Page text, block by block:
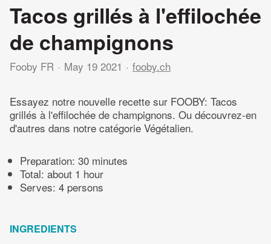
Tacos grillés à l'effilochée
de champignons
Fooby FR May 19 2021 fooby.ch
Essayez notre nouvelle recette sur FOOBY: Tacos
grillés à l'effilochée de champignons. Ou découvrez-en
d'autres dans notre catégorie Végétalien.
Preparation: 30 minutes
Total: about 1 hour
Serves: 4 persons
INGREDIENTS